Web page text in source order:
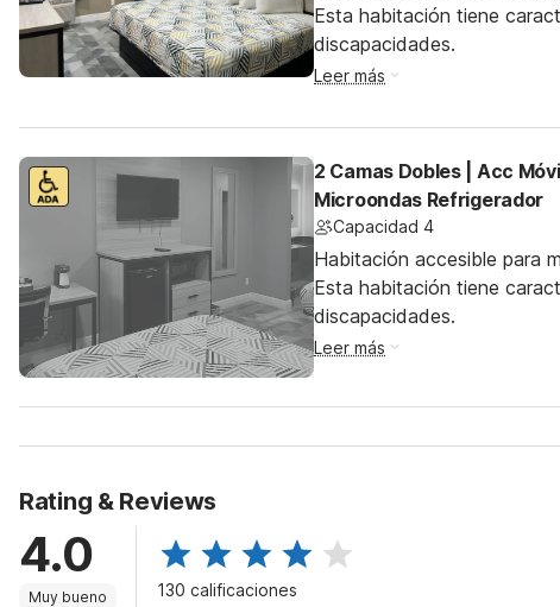
Esta habitación tiene
discapacidades.
Leer más
2 Camas Dobles | Acc
Microondas Refrigerador
Capacidad 4
Habitación accesible para
Esta habitación tiene
discapacidades.
Leer más
Rating & Reviews
4.0
Muy bueno 130 calificaciones